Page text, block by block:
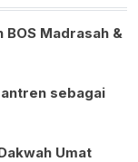
BOS Madrasah &
sebagai
Umat